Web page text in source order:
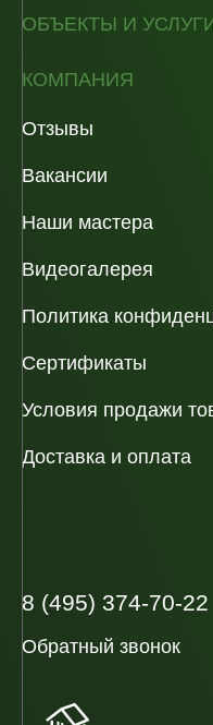
ОБЪЕКТЫ И
КОМПАНИЯ
Отзывы
Вакансии
Наши мастера
Видеогалерея
Политика
Сертификаты
Условия продажи
Доставка и оплата
8 (495) 374-70-22
Обратный звонок